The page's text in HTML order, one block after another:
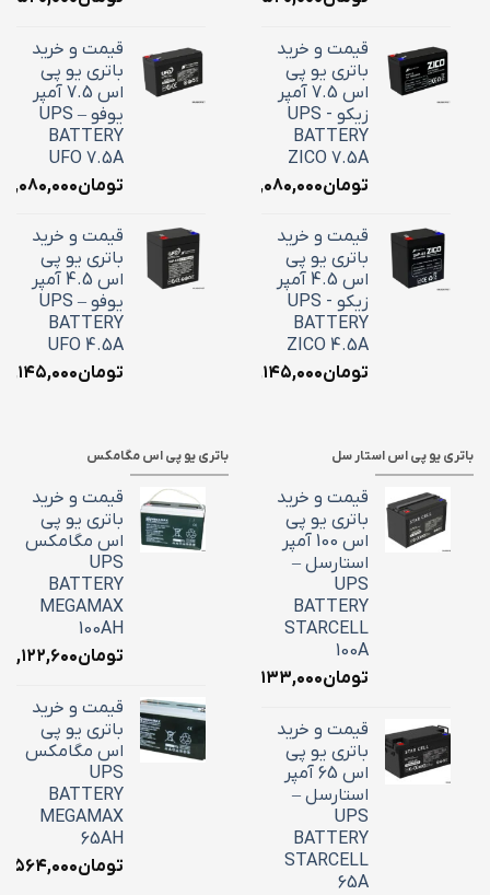
قیمت و خرید
باتری یو پی
اس 7.5 آمپر
زیکو - UPS
BATTERY
ZICO 7.5A
تومان۳,۰۸۰,۰۰۰
قیمت و خرید
باتری یو پی
اس 4.5 آمپر
زیکو - UPS
BATTERY
ZICO 4.5A
تومان۲,۱۴۵,۰۰۰
قیمت و خرید
باتری یو پی
اس 7.5 آمپر
یوفو – UPS
BATTERY
UFO 7.5A
تومان۳,۰۸۰,۰۰۰
قیمت و خرید
باتری یو پی
اس 4.5 آمپر
یوفو – UPS
BATTERY
UFO 4.5A
تومان۲,۱۴۵,۰۰۰
باتری یو پی اس استار سل
قیمت و خرید
باتری یو پی
اس 100 آمپر
استارسل –
UPS
BATTERY
STARCELL
100A
تومان۳۴,۱۳۳,۰۰۰
قیمت و خرید
باتری یو پی
اس 65 آمپر
استارسل –
UPS
BATTERY
STARCELL
65A
باتری یو پی اس مگامکس
قیمت و خرید
باتری یو پی
اس مگامکس
UPS
BATTERY
MEGAMAX
100AH
تومان
قیمت و خرید
باتری یو پی
اس مگامکس
UPS
BATTERY
MEGAMAX
65AH
تومان